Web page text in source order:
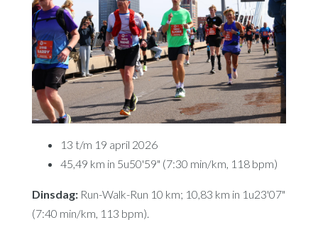
13 t/m 19 april 2026
45,49 km in 5u50'59" (7:30 min/km, 118 bpm)
Dinsdag:Run-Walk-Run 10 km; 10,83 km in 1u23'07"
(7:40 min/km, 113 bpm).